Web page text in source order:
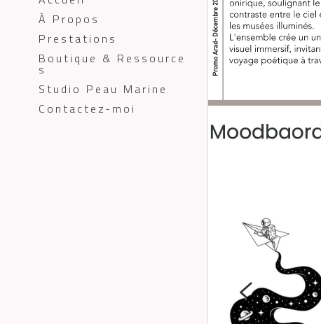
À Propos
Prestations
Boutique & Ressource
s
Studio Peau Marine
Contactez-moi